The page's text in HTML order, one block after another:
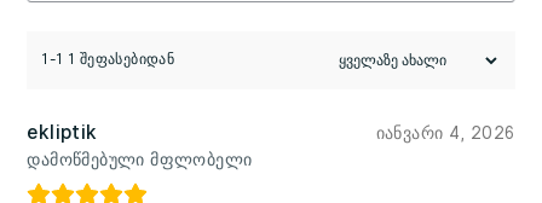
1-1 1 შეფასებიდან
ekliptik
დამოწმებული მფლობელი
იანვარი 4, 2026